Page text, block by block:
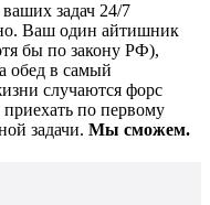
задач 24/7
Ваш один айтишник
бы по закону РФ),
обед в самый
случаются форс
по первому
задачи. Мы сможем.